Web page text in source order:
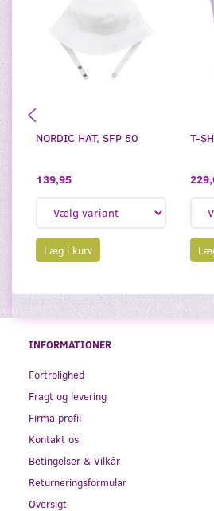
NORDIC HAT, SFP 50
139,95
Læg i kurv
T-
INFORMATIONER
Fortrolighed
Fragt og levering
Firma profil
Kontakt os
Betingelser & Vilkår
Returneringsformular
Oversigt